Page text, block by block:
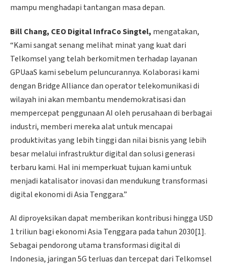
mampu menghadapi tantangan masa depan.
Bill Chang, CEO Digital InfraCo Singtel, mengatakan,
“Kami sangat senang melihat minat yang kuat dari
Telkomsel yang telah berkomitmen terhadap layanan
GPUaaS kami sebelum peluncurannya. Kolaborasi kami
dengan Bridge Alliance dan operator telekomunikasi di
wilayah ini akan membantu mendemokratisasi dan
mempercepat penggunaan AI oleh perusahaan di berbagai
industri, memberi mereka alat untuk mencapai
produktivitas yang lebih tinggi dan nilai bisnis yang lebih
besar melalui infrastruktur digital dan solusi generasi
terbaru kami. Hal ini memperkuat tujuan kami untuk
menjadi katalisator inovasi dan mendukung transformasi
digital ekonomi di Asia Tenggara.”
AI diproyeksikan dapat memberikan kontribusi hingga USD
1 triliun bagi ekonomi Asia Tenggara pada tahun 2030[1].
Sebagai pendorong utama transformasi digital di
Indonesia, jaringan 5G terluas dan tercepat dari Telkomsel